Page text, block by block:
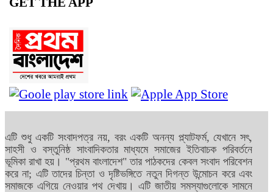
এটি শুধু একটি সংবাদপত্র নয়, বরং একটি অনন্য প্ল্যাটফর্ম, যেখানে সৎ,
সাহসী ও বস্তুনিষ্ঠ সাংবাদিকতার মাধ্যমে সমাজের ইতিবাচক পরিবর্তনে
ভূমিকা রাখা হয়। "প্রথম বাংলাদেশ" তার পাঠকদের কেবল সংবাদ পরিবেশন
করে না; এটি তাদের চিন্তা ও দৃষ্টিভঙ্গিতে নতুন দিগন্ত উন্মোচন করে এবং
সমাজকে এগিয়ে নেওয়ার পথ দেখায়। এটি জাতীয় সমস্যাগুলোকে সামনে